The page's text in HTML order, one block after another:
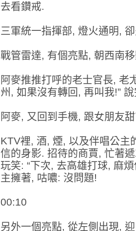
去看鑽戒.
三軍統一指揮部, 燈火通明,
戰管雷達, 有個亮點, 朝西南
阿麥推推打呼的老士官長, 老
州, 如果沒有轉回, 再叫我!”
阿麥, 又回到手機, 跟女朋友
KTV裡, 酒, 煙, 以及伴唱公主
信的身影. 招待的商賈, 忙著
玩笑: “下次, 去高雄打球, 麻
主擁著, 咕噥: 沒問題!
00:10
另外一個亮點, 從左側出現,